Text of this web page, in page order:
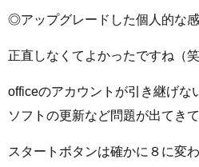
◎アップグレードした個人的な感
正直しなくてよかったですね（笑
officeのアカウントが引き継げな
ソフトの更新など問題が出てき
スタートボタンは確かに８に変